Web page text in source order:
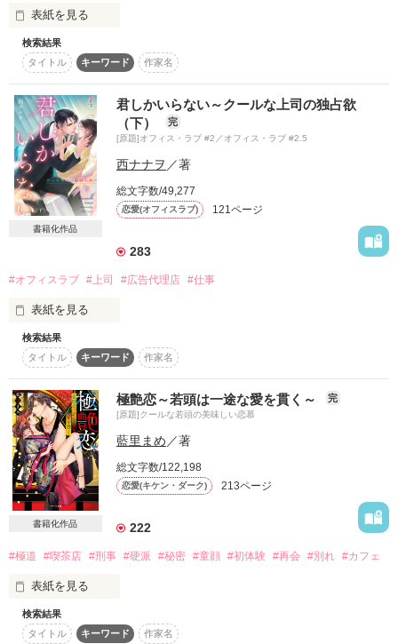
表紙を見る
（私にはもったいないほど素敵な恋人だと信じていたのに）
突然の別れに打ちひしがれ
やっと立ち直れたと思ったら――
（うそ、私のお腹に赤ちゃんがいるの!?）
熱い書店員と御曹司、シークレットベビーの物語
2022.12.13　完結公開
作品を読む
検索結果
タイトル
キーワード 作家名
書籍化作品
君しかいらない～クールな上司の独占欲
（下）
完
[原題]オフィス・ラブ #2／オフィス・ラブ #2.5
西ナナヲ ／著
総文字数/49,277
恋愛(オフィスラブ) 121ページ
283
#オフィスラブ #上司 #広告代理店 #仕事
表紙を見る
上司でもない
恋人でもない
曖昧な距離
よく、考えて
そして早く気づいて
私が
あなたのなんなのか
──────────
Thanks for your review!
☆ミはるか様
あびの様
usamo様
検索結果
タイトル
キーワード 作家名
書籍化作品
極艶恋～若頭は一途な愛を貫く～ 完
[原題]クールな若頭の美味しい恋慕
藍里まめ ／著
総文字数/122,198
恋愛(キケン・ダーク) 213ページ
222
#極道 #喫茶店 #刑事 #硬派 #秘密 #童顔 #初体験 #再会 #別れ #カフェ
表紙を見る
いつか自分のカフェを持つことを夢みて
検索結果
タイトル
キーワード 作家名